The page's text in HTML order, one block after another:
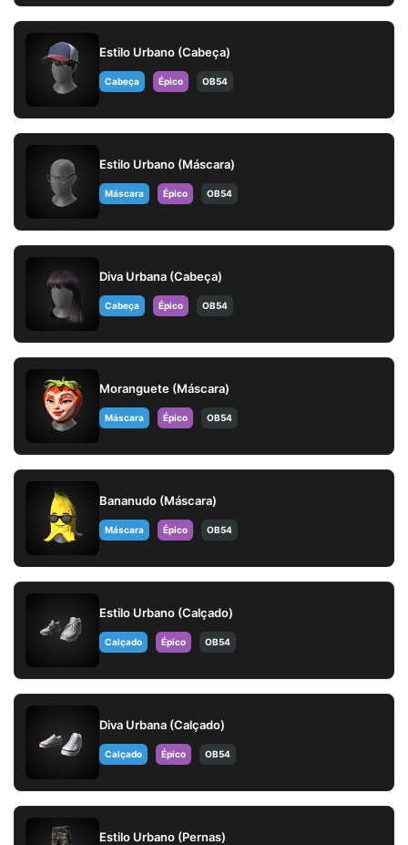
Estilo Urbano (Cabeça)
Cabeça Épico OB54
Estilo Urbano (Máscara)
Máscara Épico OB54
Diva Urbana (Cabeça)
Cabeça Épico OB54
Moranguete (Máscara)
Máscara Épico OB54
Bananudo (Máscara)
Máscara Épico OB54
Estilo Urbano (Calçado)
Calçado Épico OB54
Diva Urbana (Calçado)
Calçado Épico OB54
Estilo Urbano (Pernas)